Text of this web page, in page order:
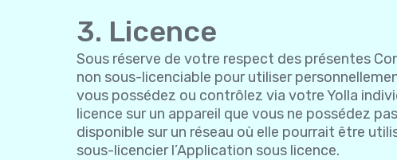
3. Licence
Sous réserve de votre respect des présentes
non sous-licenciable pour utiliser
vous possédez ou contrôlez via votre Yolla
licence sur un appareil que vous ne possédez
disponible sur un réseau où elle pourrait être
sous-licencier l’Application sous licence.